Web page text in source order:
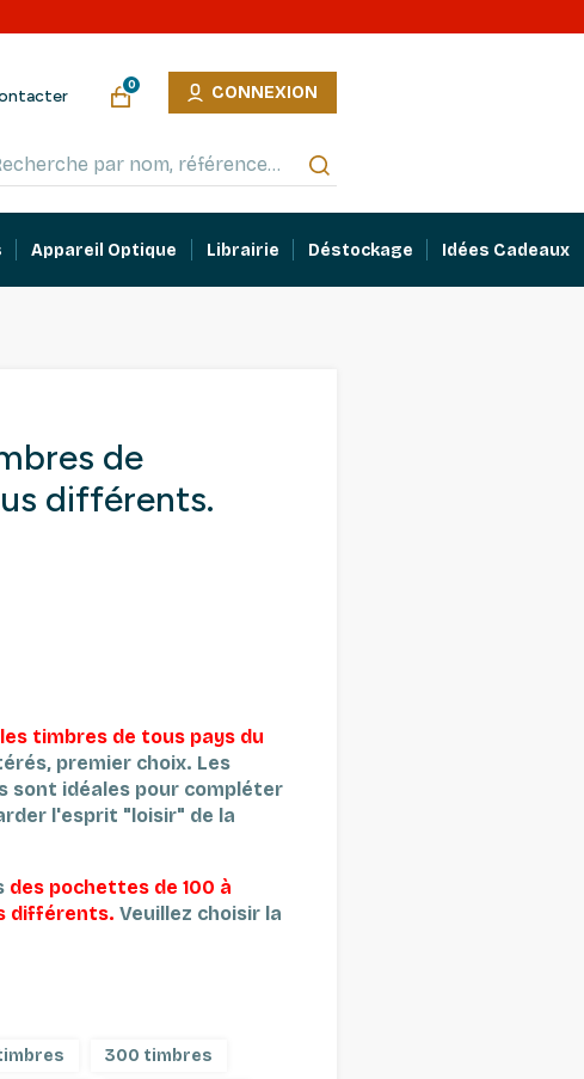
0 CONNEXION
Appareil Optique Librairie Déstockage Idées Cadeaux
de
différents.
les timbres de tous pays du
premier choix. Les
sont idéales pour compléter
l'esprit "loisir" de la
des pochettes de 100 à
différents. Veuillez choisir la
300 timbres